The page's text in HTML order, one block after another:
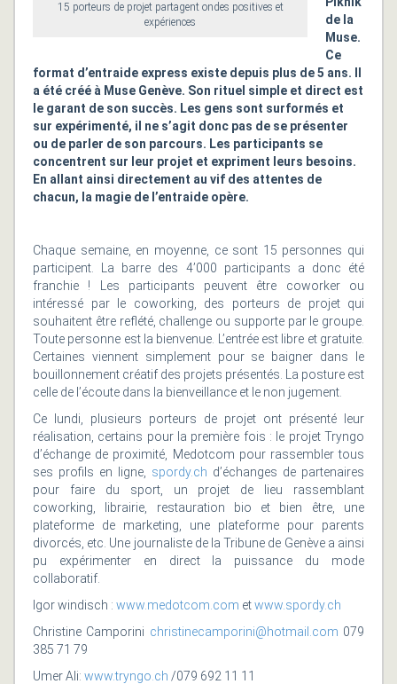
15 porteurs de projet partagent ondes positives et
expériences
de la
Muse.
Ce
format d’entraide express existe depuis plus de 5 ans. Il
a été créé à Muse Genève. Son rituel simple et direct est
le garant de son succès. Les gens sont surformés et
sur expérimenté, il ne s’agit donc pas de se présenter
ou de parler de son parcours. Les participants se
concentrent sur leur projet et expriment leurs besoins.
En allant ainsi directement au vif des attentes de
chacun, la magie de l’entraide opère.
Chaque semaine, en moyenne, ce sont 15 personnes qui
participent. La barre des 4’000 participants a donc été
franchie ! Les participants peuvent être coworker ou
intéressé par le coworking, des porteurs de projet qui
souhaitent être reflété, challenge ou supporte par le groupe.
Toute personne est la bienvenue. L’entrée est libre et gratuite.
Certaines viennent simplement pour se baigner dans le
bouillonnement créatif des projets présentés. La posture est
celle de l’écoute dans la bienveillance et le non jugement.
Ce lundi, plusieurs porteurs de projet ont présenté leur
réalisation, certains pour la première fois : le projet Tryngo
d’échange de proximité, Medotcom pour rassembler tous
ses profils en ligne, spordy.ch d’échanges de partenaires
pour faire du sport, un projet de lieu rassemblant
coworking, librairie, restauration bio et bien être, une
plateforme de marketing, une plateforme pour parents
divorcés, etc. Une journaliste de la Tribune de Genève a ainsi
pu expérimenter en direct la puissance du mode
collaboratif.
Igor windisch : www.medotcom.com etwww.spordy.ch
Christine Camporini christinecamporini@hotmail.com 079
385 71 79
Umer Ali: www.tryngo.ch /079 692 11 11